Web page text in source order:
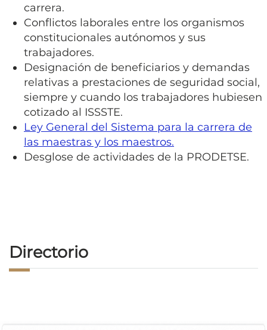
carrera.
Conflictos laborales entre los organismos
constitucionales autónomos y sus
trabajadores.
Designación de beneficiarios y demandas
relativas a prestaciones de seguridad social,
siempre y cuando los trabajadores hubiesen
cotizado al ISSSTE.
Ley General del Sistema para la carrera de
las maestras y los maestros.
Desglose de actividades de la PRODETSE.
Directorio